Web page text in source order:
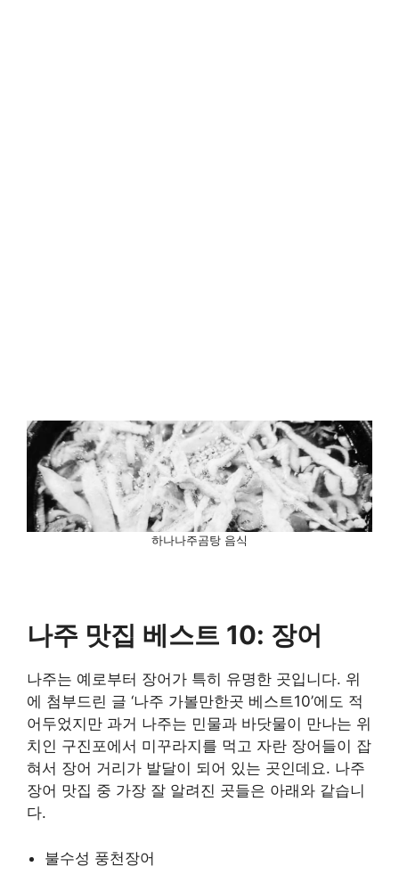
하나나주곰탕 음식
나주 맛집 베스트 10: 장어
나주는 예로부터 장어가 특히 유명한 곳입니다. 위
에 첨부드린 글 ‘나주 가볼만한곳 베스트10’에도 적
어두었지만 과거 나주는 민물과 바닷물이 만나는 위
치인 구진포에서 미꾸라지를 먹고 자란 장어들이 잡
혀서 장어 거리가 발달이 되어 있는 곳인데요. 나주
장어 맛집 중 가장 잘 알려진 곳들은 아래와 같습니
다.
불수성 풍천장어